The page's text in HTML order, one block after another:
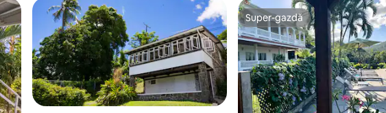
Super-gazdă
Super-gazdă